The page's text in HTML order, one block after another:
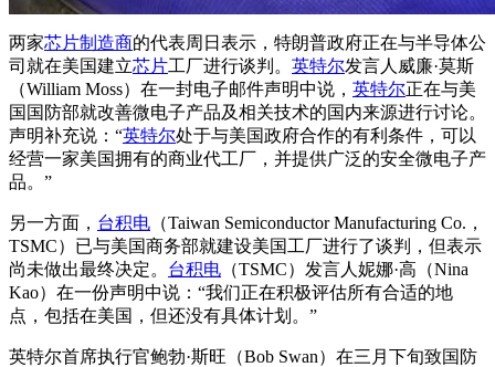
两家芯片制造商的代表周日表示，特朗普政府正在与半导体公
司就在美国建立芯片工厂进行谈判。 英特尔发言人威廉·莫斯
（William Moss）在一封电子邮件声明中说， 英特尔正在与美
国国防部就改善微电子产品及相关技术的国内来源进行讨论。
声明补充说：“英特尔处于与美国政府合作的有利条件，可以
经营一家美国拥有的商业代工厂，并提供广泛的安全微电子产
品。”
另一方面， 台积电 （Taiwan Semiconductor Manufacturing Co.，
TSMC）已与美国商务部就建设美国工厂进行了谈判，但表示
尚未做出最终决定。 台积电 （TSMC）发言人妮娜·高（Nina
Kao）在一份声明中说：“我们正在积极评估所有合适的地
点，包括在美国，但还没有具体计划。”
英特尔首席执行官鲍勃·斯旺（Bob Swan）在三月下旬致国防